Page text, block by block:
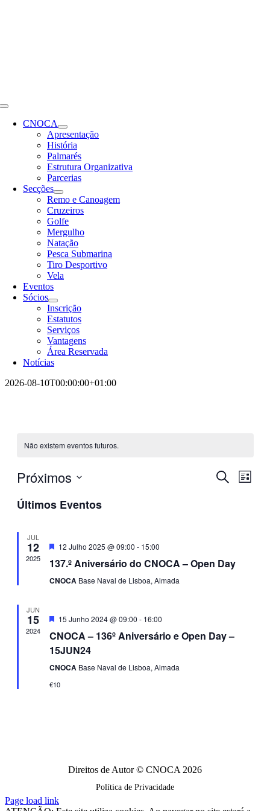
Toggle
NavigationCNOCA
Apresentação
História
Palmarés
Estrutura Organizativa
Parcerias
Secções
Remo e Canoagem
Cruzeiros
Golfe
Mergulho
Natação
Pesca Submarina
Tiro Desportivo
Vela
Eventos
Sócios
Inscrição
Estatutos
Serviços
Vantagens
Área Reservada
Notícias
2026-08-10T00:00:00+01:00
Não existem eventos futuros.
de
Eventos
Pesquisar
Lista
Próximos
a
Últimos Eventos
JUL
12
2025
Destaque
12 Julho 2025 @ 09:00 - 15:00
137.º Aniversário do CNOCA – Open Day
CNOCA Base Naval de Lisboa, Almada
JUN
15
2024
Destaque
15 Junho 2024 @ 09:00 - 16:00
CNOCA – 136º Aniversário e Open Day –
15JUN24
CNOCA Base Naval de Lisboa, Almada
€10
Direitos de Autor © CNOCA 2026
Política de Privacidade
Facebook
Instagram
Page load link